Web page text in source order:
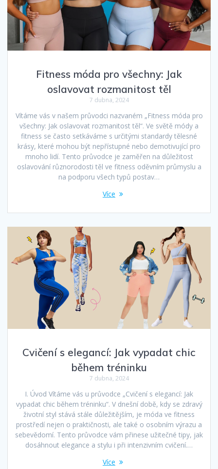
Fitness móda pro všechny: Jak
oslavovat rozmanitost těl
7 dubna, 2024
Vítáme vás v našem průvodci nazvaném „Fitness móda pro
všechny: Jak oslavovat rozmanitost těl“. Ve světě módy a
fitness se často setkáváme s určitými standardy tělesné
krásy, které mohou být nepřístupné nebo demotivující pro
mnoho lidí. Tento průvodce je zaměřen na důležitost
oslavování různorodosti těl ve fitness oděvním průmyslu a
na podporu všech typů postav…
Více
Cvičení s elegancí: Jak vypadat chic
během tréninku
7 dubna, 2024
I. Úvod Vítáme vás u průvodce „Cvičení s elegancí: Jak
vypadat chic během tréninku“. V dnešní době, kdy se zdravý
životní styl stává stále důležitějším, je móda ve fitness
prostředí nejen o praktičnosti, ale také o osobním výrazu a
sebevědomí. Tento průvodce vám přinese užitečné tipy, jak
dosáhnout elegance a stylu i při intenzivním cvičení.…
Více